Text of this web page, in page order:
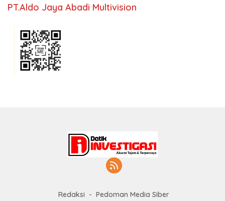
PT.Aldo Jaya Abadi Multivision
Redaksi Pedoman Media Siber